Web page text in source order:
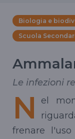
Biologia e
Scuola
Le infezioni
N
el
frenare